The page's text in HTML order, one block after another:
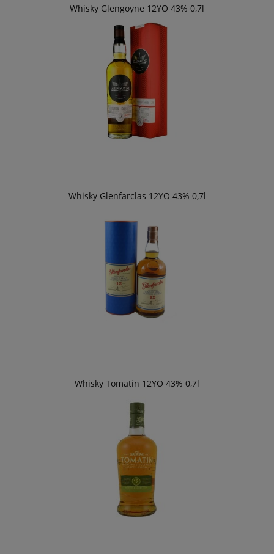
Whisky Glengoyne 12YO 43% 0,7l
Whisky Glenfarclas 12YO 43% 0,7l
Whisky Tomatin 12YO 43% 0,7l